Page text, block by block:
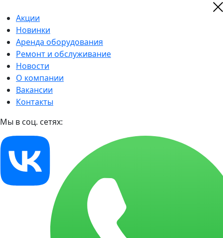
Акции
Новинки
Аренда оборудования
Ремонт и обслуживание
Новости
О компании
Вакансии
Контакты
Мы в соц. сетях: